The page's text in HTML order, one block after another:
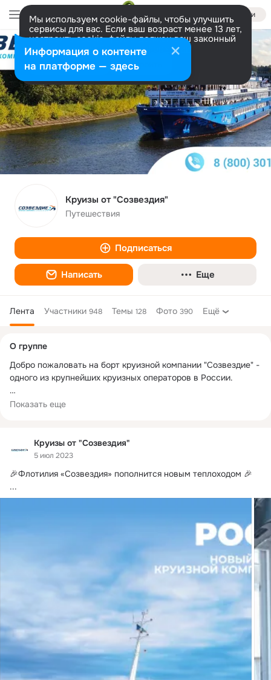
Войти
Мы используем cookie-файлы, чтобы улучшить
сервисы для вас. Если ваш возраст менее 13 лет,
настроить cookie-файлы должен ваш законный
представитель. Больше информации
Разрешить все Настроить
Круизы от "Созвездия"
Путешествия
Подписаться
Написать Еще
Лента Участники 948 Темы 128 Фото 390 Ещё
Круизы от "Созвездия"
5 июл 2023
🎉Флотилия «Созвездия» пополнится новым теплоходом 🎉
...
колонка
О группе
Добро пожаловать на борт круизной компании "Созвездие" -
одного из крупнейших круизных операторов в России.
Наша миссия - делать людей счастливыми. Наша
Мы делаем круизы по всей европейской части России,
включая уникальные маршруты по малым рекам, а также
Наши специалисты с радостью подберут для вас круиз
Выбрать круиз на сайте: http://s-cruises.com/
Показать еще
Информация о контенте
на платформе — здесь